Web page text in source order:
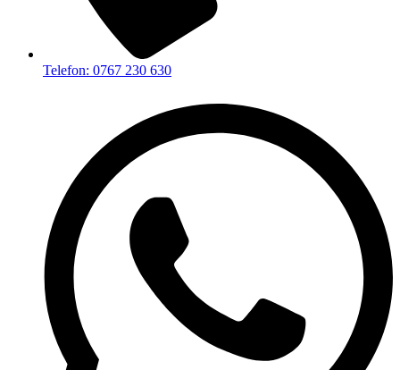
Telefon: 0767 230 630